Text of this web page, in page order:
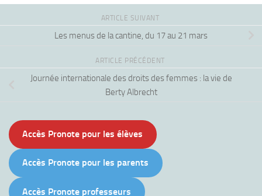
ARTICLE SUIVANT
Les menus de la cantine, du 17 au 21 mars
ARTICLE PRÉCÉDENT
Journée internationale des droits des femmes : la vie de
Berty Albrecht
Accès Pronote pour les élèves
Accès Pronote pour les parents
Accès Pronote professeurs